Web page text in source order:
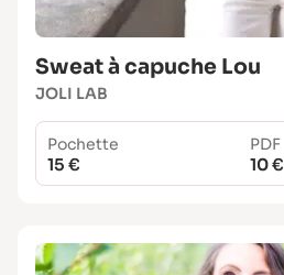
Sweat à capuche Lou
JOLI LAB
Pochette
15 €
PDF
10 €